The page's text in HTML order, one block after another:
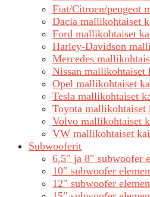
Fiat/Citroen/peugeot
Dacia mallikohtaiset
Ford mallikohtaiset
Harley-Davidson
Mercedes
Nissan mallikohtaiset
Opel mallikohtaiset
Tesla mallikohtaiset
Toyota mallikohtaiset
Volvo mallikohtaiset
VW mallikohtaiset
Subwooferit
6,5″ ja 8″ subwoofer
10″ subwoofer
12″ subwoofer